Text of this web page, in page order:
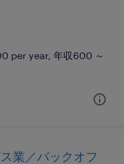
per year, 年収600 ～
業／バックオフ